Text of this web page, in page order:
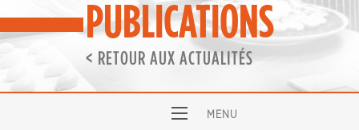
PUBLICATIONS
< RETOUR AUX ACTUALITÉS